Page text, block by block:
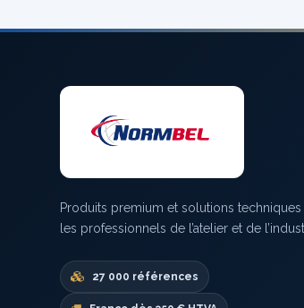
Produits premium et solutions
les professionnels de l’atelier et de
27 000 références